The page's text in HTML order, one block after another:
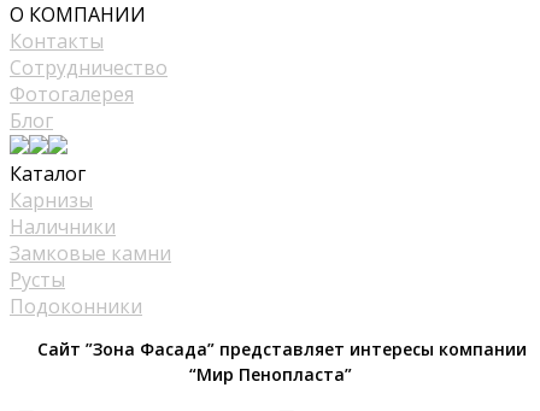
О КОМПАНИИ
Контакты
Сотрудничество
Фотогалерея
Блог
Каталог
Карнизы
Наличники
Замковые камни
Русты
Подоконники
Сайт ”Зона Фасада” представляет интересы компании
“Мир Пенопласта”